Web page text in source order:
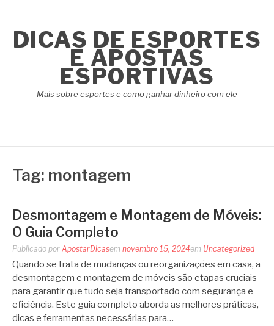
conteúdo
DICAS DE ESPORTES
E APOSTAS
ESPORTIVAS
Mais sobre esportes e como ganhar dinheiro com ele
Tag: montagem
Desmontagem e Montagem de Móveis:
O Guia Completo
Publicado por ApostarDicasem novembro 15, 2024em Uncategorized
Quando se trata de mudanças ou reorganizações em casa, a
desmontagem e montagem de móveis são etapas cruciais
para garantir que tudo seja transportado com segurança e
eficiência. Este guia completo aborda as melhores práticas,
dicas e ferramentas necessárias para…